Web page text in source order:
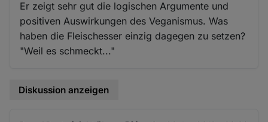
Er zeigt sehr gut die logischen Argumente und
positiven Auswirkungen des Veganismus. Was
haben die Fleischesser einzig dagegen zu setzen?
"Weil es schmeckt..."
Diskussion anzeigen